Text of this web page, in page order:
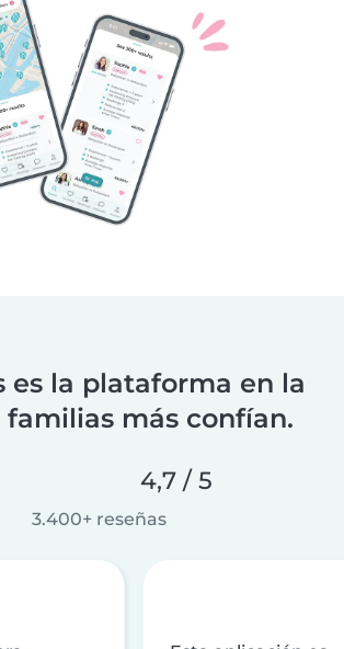
es la plataforma en la
familias más confían.
4,7 / 5
3.400+ reseñas